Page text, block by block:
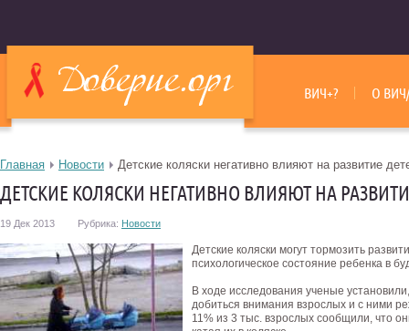
ВИЧ+? О
Главная Новости Детские коляски негативно влияют на развитие
ДЕТСКИЕ КОЛЯСКИ НЕГАТИВНО ВЛИЯЮТ НА
19 Дек 2013 Рубрика: Новости
Детские коляски могут тормозить
психологическое состояние ребенка в
В ходе исследования ученые
добиться внимания взрослых и с ними
11% из 3 тыс. взрослых сообщили, что